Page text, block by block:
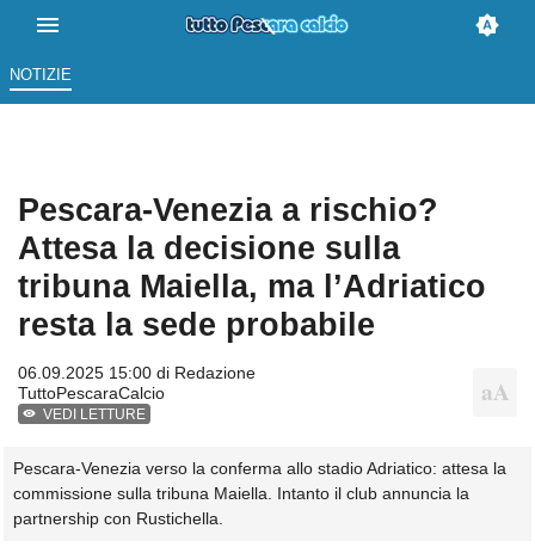
NOTIZIE
Pescara-Venezia a rischio?
Attesa la decisione sulla
tribuna Maiella, ma l’Adriatico
resta la sede probabile
06.09.2025 15:00 di Redazione
TuttoPescaraCalcio
VEDI LETTURE
Pescara-Venezia verso la conferma allo stadio Adriatico: attesa la
commissione sulla tribuna Maiella. Intanto il club annuncia la
partnership con Rustichella.